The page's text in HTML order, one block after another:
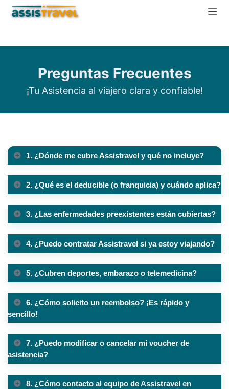
Preguntas Frecuentes
¡Tu Asistencia al viajero clara y confiable!
1. ¿Dónde me cubre Assistravel y qué no incluye?
2. ¿Qué es el deducible (o franquicia) y cuándo aplica?
3. ¿Las enfermedades preexistentes están cubiertas?
4. ¿Puedo contratar Assistravel si ya estoy viajando?
5. ¿Cubren deportes, embarazo o telemedicina?
6. ¿Cómo solicito un reembolso? ¡Es rápido y
sencillo!
7. ¿Puedo modificar o cancelar mi voucher de
asistencia?
8. ¿Cómo contacto al equipo de Assistravel en